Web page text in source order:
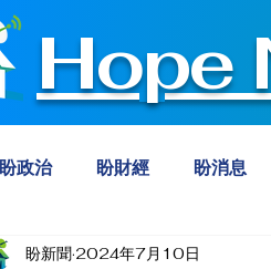
Hope
盼政治 盼財經 盼消息
盼新聞 2024年7月10日